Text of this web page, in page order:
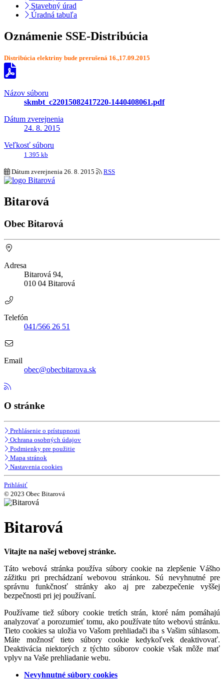
Stavebný úrad
Úradná tabuľa
Oznámenie SSE-Distribúcia
Distribúcia elektriny bude prerušená 16.,17.09.2015
Názov súboru
skmbt_c22015082417220-1440408061.pdf
Dátum zverejnenia
24. 8. 2015
Veľkosť súboru
1 395 kb
Dátum zverejnenia 26. 8. 2015 RSS
Bitarová
Obec Bitarová
Adresa
Bitarová 94,
010 04 Bitarová
Telefón
041/566 26 51
Email
obec@obecbitarova.sk
O stránke
Prehlásenie o prístupnosti
Ochrana osobných údajov
Podmienky pre použitie
Mapa stránok
Nastavenia cookies
Prihlásiť
© 2023 Obec Bitarová
Bitarová
Vitajte na našej webovej stránke.
Táto webová stránka používa súbory cookie na zlepšenie Vášho
zážitku pri prechádzaní webovou stránkou. Sú nevyhnutné pre
správnu funkčnosť stránky ako aj pre zabezpečenie vyššej
bezpečnosti pri jej používaní.
Používame tiež súbory cookie tretích strán, ktoré nám pomáhajú
analyzovať a porozumieť tomu, ako používate túto webovú stránku.
Tieto cookies sa uložia vo Vašom prehliadači iba s Vašim súhlasom.
Máte možnosť tieto súbory cookie kedykoľvek deaktivovať.
Deaktivácia niektorých z týchto súborov cookie však môže mať
vplyv na Vaše prehliadanie webu.
Nevyhnutné súbory cookies